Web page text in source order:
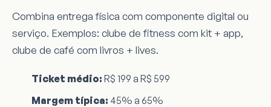
Combina entrega física com componente digital ou
serviço. Exemplos: clube de fitness com kit + app,
clube de café com livros + lives.
Ticket médio: R$ 199 a R$ 599
Margem típica: 45% a 65%